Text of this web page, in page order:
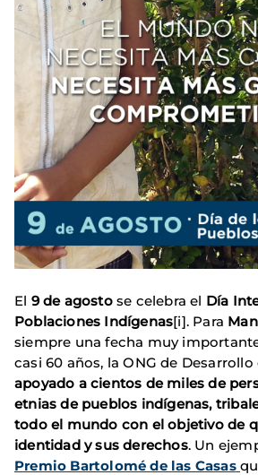
El 9 de agostose celebra el Día
Poblaciones Indígenas[i]. Para
siempre una fecha muy
casi 60 años, la ONG de Desarrollo
apoyado a cientos de miles de
etnias de pueblos indígenas,
todo el mundo con el objetivo de
identidad y sus derechos. Un
Premio Bartolomé de las Casas